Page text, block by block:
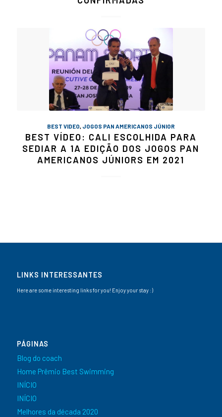
BEST VIDEO JOGOS PAN AMERICANOS JÚNIOR
BEST VÍDEO: CALI ESCOLHIDA PARA
SEDIAR A 1A EDIÇÃO DOS JOGOS PAN
AMERICANOS JÚNIORS EM 2021
LINKS INTERESSANTES
Here are some interesting links for you! Enjoy your stay :)
PÁGINAS
Blog do coach
Home Prêmio Best Swimming
INÍCIO
INÍCIO
Melhores da década 2020